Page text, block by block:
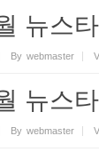
뉴스
By webmaster
뉴스
By webmaster